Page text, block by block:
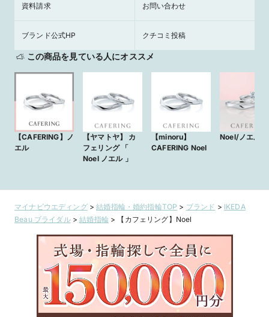
資料請求 お問い合わせ
ブランド公式HP クチコミ投稿
この商品を見ている人にオススメ
【CAFERING】ノ
エル
【ヤマトヤ】 カ
フェリング 「
Noel ノエル 」
【minoru】
CAFERING Noel
Noel/ノエル
マイナビウエディング>結婚指輪・婚約指輪TOP > ブランド > IKEDA
Beau ブライダル>結婚指輪 > 【カフェリング】Noel